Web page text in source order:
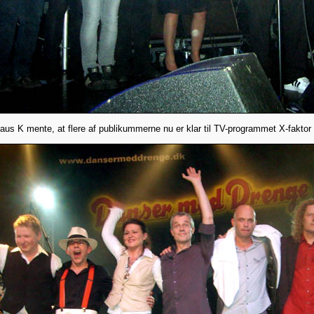
K mente, at flere af publikummerne nu er klar til TV-programmet X-faktor